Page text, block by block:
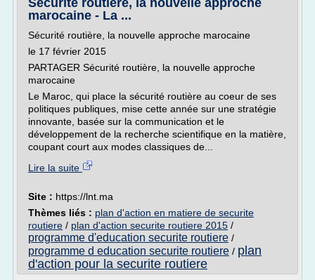
Sécurité routière, la nouvelle approche
marocaine - La ...
Sécurité routière, la nouvelle approche marocaine
le 17 février 2015
PARTAGER Sécurité routière, la nouvelle approche
marocaine
Le Maroc, qui place la sécurité routière au coeur de ses
politiques publiques, mise cette année sur une stratégie
innovante, basée sur la communication et le
développement de la recherche scientifique en la matière,
coupant court aux modes classiques de...
Lire la suite
Site : https://lnt.ma
Thèmes liés : plan d'action en matiere de securite
routiere / plan d'action securite routiere 2015 /
programme d'education securite routiere /
programme d education securite routiere / plan
d'action pour la securite routiere